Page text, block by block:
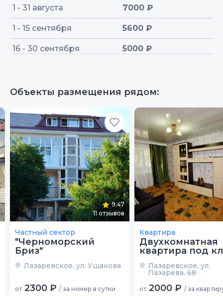
1 - 31 августа 7000 ₽
1 - 15 сентября 5600 ₽
16 - 30 сентября 5000 ₽
Объекты размещения рядом:
9.47
11 отзывов
Частный сектор
"Черноморский
Бриз"
Лазаревское, ул. Ушакова
от 2300 ₽ / за номер в сутки
Квартира
Двухкомнатная
квартира под
Лазаревское, ул.
Лазарева, 68
от 2000 ₽ / за